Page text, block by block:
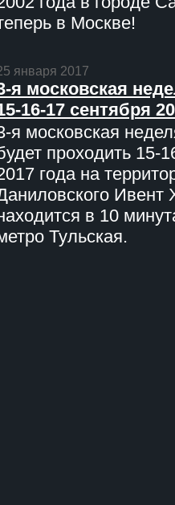
в Москве!
января 2017
я московская
16-17 сентября
я московская
проходить 15-
года на
Ивент
в 10
Тульская.